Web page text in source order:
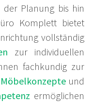
Planung bis hin
Komplett bietet
vollständig
zur individuellen
fachkundig zur
und
ermöglichen